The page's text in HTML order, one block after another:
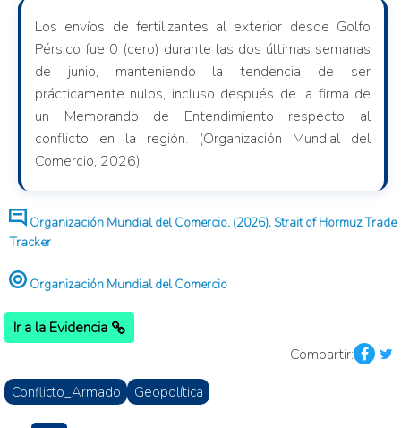
Los envíos de fertilizantes al exterior desde Golfo
Pérsico fue 0 (cero) durante las dos últimas semanas
de junio, manteniendo la tendencia de ser
prácticamente nulos, incluso después de la firma de
un Memorando de Entendimiento respecto al
conflicto en la región. (Organización Mundial del
Comercio, 2026)
Organización Mundial del Comercio. (2026). Strait of Hormuz Trade
Tracker
Organización Mundial del Comercio
Ir a la Evidencia
Compartir:
Conflicto_Armado Geopolítica